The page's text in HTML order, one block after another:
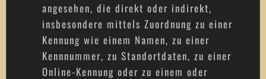
angesehen, die direkt oder indirekt,
insbesondere mittels Zuordnung zu einer
Kennung wie einem Namen, zu einer
Kennnummer, zu Standortdaten, zu einer
Online-Kennung oder zu einem oder